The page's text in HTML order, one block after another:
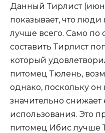
Данный Тирлист
показывает, что люди
лучше всего. Само по
составить Тирлист
который
питомец Тюлень,
однако, поскольку он
значительно снижает
использования. Это
питомец Ибис лучше